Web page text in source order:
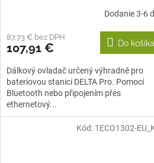
Dodanie 3-6
87,73 € bez DPH
107,91 € Do košíka
Dálkový ovladač určený výhradně pro
bateriovou stanici DELTA Pro. Pomocí
Bluetooth nebo připojením přes
ethernetový...
Kód: 1ECO1302-